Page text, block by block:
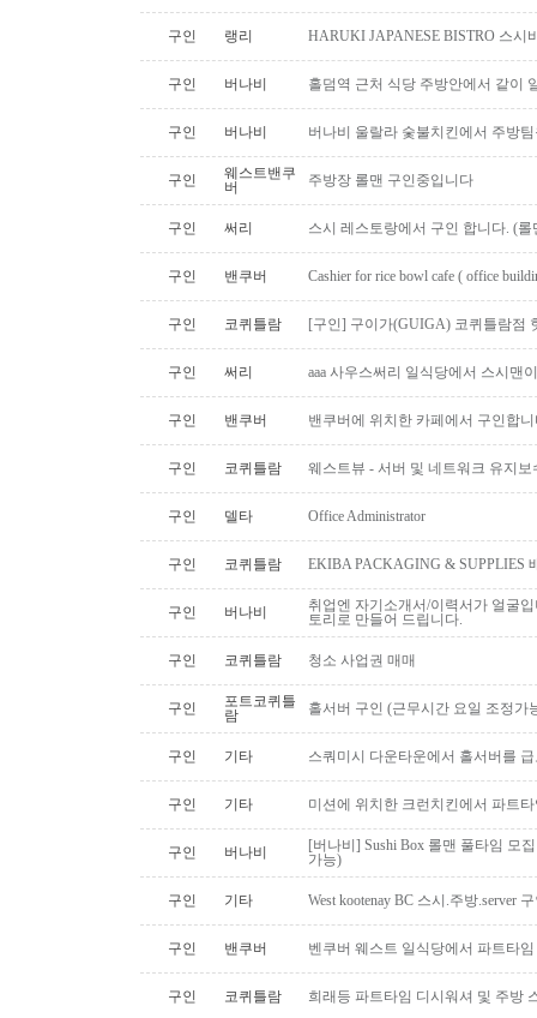
구인 랭리 HARUKI JAPANESE BISTRO 스시
구인 버나비 홀덤역 근처 식당 주방안에서 같이
구인 버나비 버나비 울랄라 숯불치킨에서 주방
구인
웨스트밴쿠
버
주방장 롤맨 구인중입니다
구인 써리 스시 레스토랑에서 구인 합니다. (롤
구인 밴쿠버 Cashier for rice bowl cafe ( office
구인 코퀴틀람 [구인] 구이가(GUIGA) 코퀴틀람점
구인 써리 aaa 사우스써리 일식당에서 스시맨
구인 밴쿠버 밴쿠버에 위치한 카페에서 구인합
구인 코퀴틀람 웨스트뷰 - 서버 및 네트워크 유지보
구인 델타 Office Administrator
구인 코퀴틀람 EKIBA PACKAGING & SUPPLIES
구인 버나비
취업엔 자기소개서/이력서가 얼굴
토리로 만들어 드립니다.
구인 코퀴틀람 청소 사업권 매매
구인
포트코퀴틀
람
홀서버 구인 (근무시간 요일 조정가
구인 기타 스쿼미시 다운타운에서 홀서버를
구인 기타 미션에 위치한 크런치킨에서 파트
구인 버나비
[버나비] Sushi Box 롤맨 풀타임 모
가능)
구인 기타 West kootenay BC 스시.주방.server
구인 밴쿠버 벤쿠버 웨스트 일식당에서 파트타
구인 코퀴틀람 희래등 파트타임 디시워셔 및 주방